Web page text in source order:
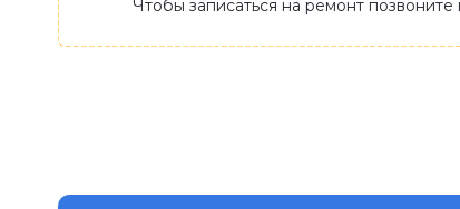
Чтобы записаться на ремонт